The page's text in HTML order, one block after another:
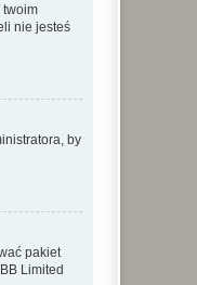
twoim
nie jesteś
by
pakiet
Limited